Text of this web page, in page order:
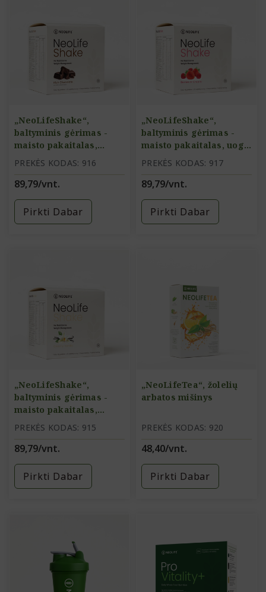
„NeoLifeShake“,
baltyminis gėrimas -
maisto pakaitalas,
šokolado skonio
PREKĖS KODAS: 916
89,79/vnt.
Pirkti Dabar
„NeoLifeShake“,
baltyminis gėrimas -
maisto pakaitalas, uogų
ir grietinėlės skonio
PREKĖS KODAS: 917
89,79/vnt.
Pirkti Dabar
„NeoLifeShake“,
baltyminis gėrimas -
maisto pakaitalas,
vanilės skonio
PREKĖS KODAS: 915
89,79/vnt.
Pirkti Dabar
„NeoLifeTea“, žolelių
arbatos mišinys
PREKĖS KODAS: 920
48,40/vnt.
Pirkti Dabar